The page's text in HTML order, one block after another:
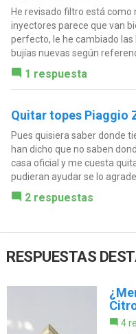
He revisado filtro está como
inyectores parece que van
perfecto, le he cambiado las
bujías nuevas según
1 respuesta
Quitar topes Piaggio
Pues quisiera saber donde
han dicho que no saben
casa oficial y me cuesta
pudieran ayudar se lo
2 respuestas
RESPUESTAS
4